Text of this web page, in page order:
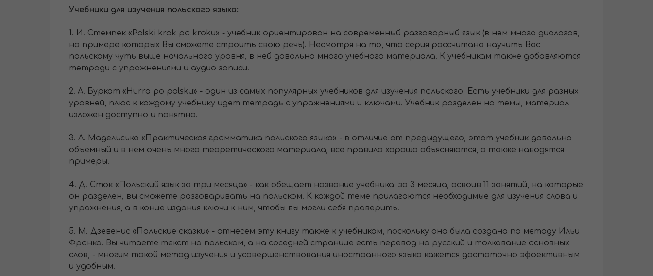
Учебники для изучения польского языка:
1. И. Стемпек «Polski krok po kroku» - учебник ориентирован на современный разговорный язык (в нем много диалогов,
на примере которых Вы сможете строить свою речь). Несмотря на то, что серия рассчитана научить Вас
польскому чуть выше начального уровня, в ней довольно много учебного материала. К учебникам также добавляются
тетради с упражнениями и аудио записи.
2. А. Буркат «Hurra po polsku» - один из самых популярных учебников для изучения польского. Есть учебники для разных
уровней, плюс к каждому учебнику идет тетрадь с упражнениями и ключами. Учебник разделен на темы, материал
изложен доступно и понятно.
3. Л. Мадельська «Практическая грамматика польского языка» - в отличие от предыдущего, этот учебник довольно
объемный и в нем очень много теоретического материала, все правила хорошо объясняются, а также наводятся
примеры.
4. Д. Сток «Польский язык за три месяца» - как обещает название учебника, за 3 месяца, освоив 11 занятий, на которые
он разделен, вы сможете разговаривать на польском. К каждой теме прилагаются необходимые для изучения слова и
упражнения, а в конце издания ключи к ним, чтобы вы могли себя проверить.
5. М. Дзевенис «Польские сказки» - отнесем эту книгу также к учебникам, поскольку она была создана по методу Ильи
Франка. Вы читаете текст на польском, а на соседней странице есть перевод на русский и толкование основных
слов, - многим такой метод изучения и усовершенствования иностранного языка кажется достаточно эффективным
и удобным.